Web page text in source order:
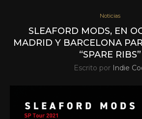
Noticias
SLEAFORD MODS, EN
MADRID Y BARCELONA
“SPARE RIBS”
Escrito por Indie